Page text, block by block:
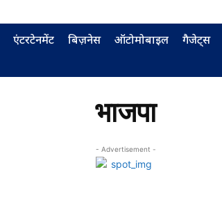
एंटरटेनमेंट बिज़नेस ऑटोमोबाइल गैजेट्स
भाजपा
- Advertisement -